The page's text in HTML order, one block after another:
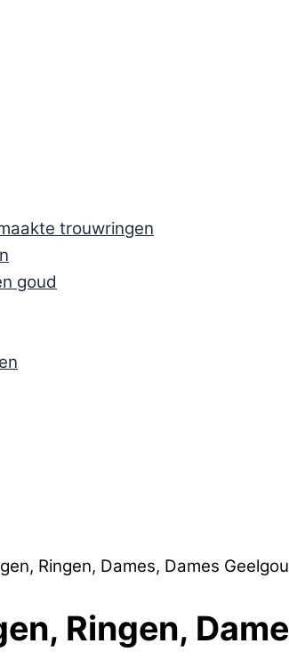
trouwringen
goud
Ringen, Dames, Dames
Ringen,